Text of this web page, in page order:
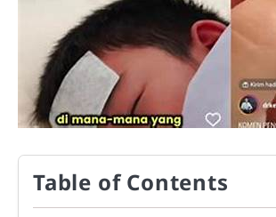
Table of Contents